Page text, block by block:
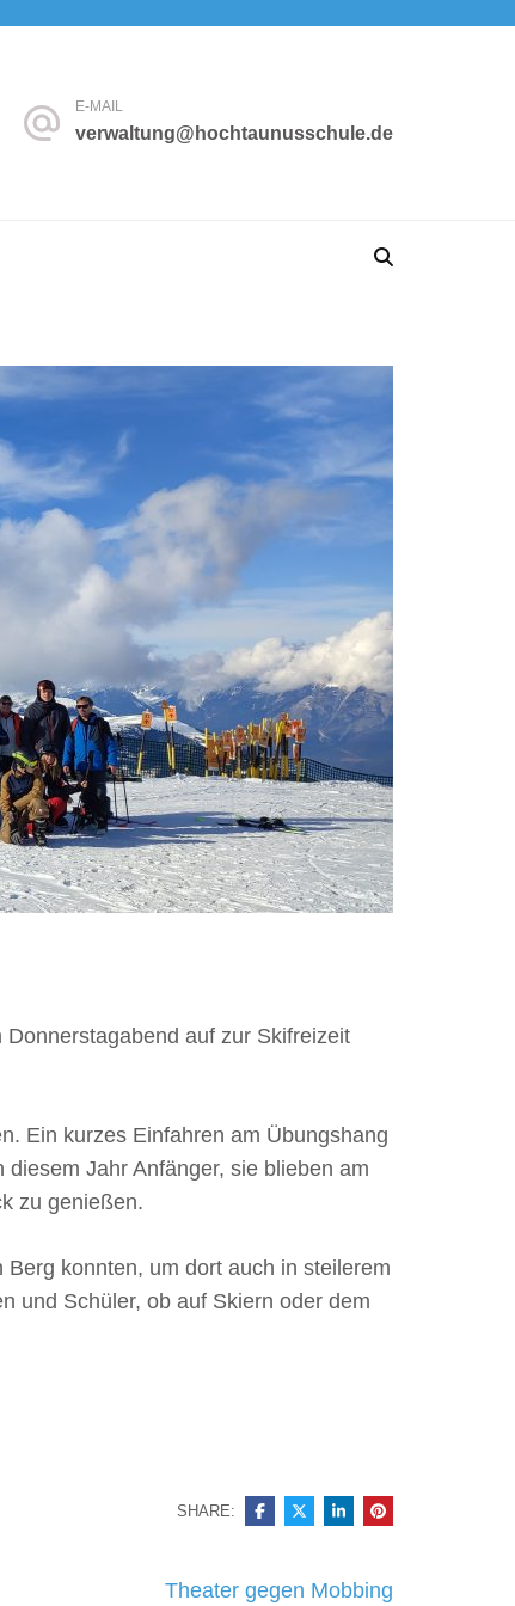
E-MAIL
verwaltung@hochtaunusschule.de
auf zur Skifreizeit
Ein kurzes Einfahren am Übungshang
Jahr Anfänger, sie blieben am
zu genießen.
konnten, um dort auch in steilerem
und Schüler, ob auf Skiern oder dem
SHARE:
Theater gegen Mobbing